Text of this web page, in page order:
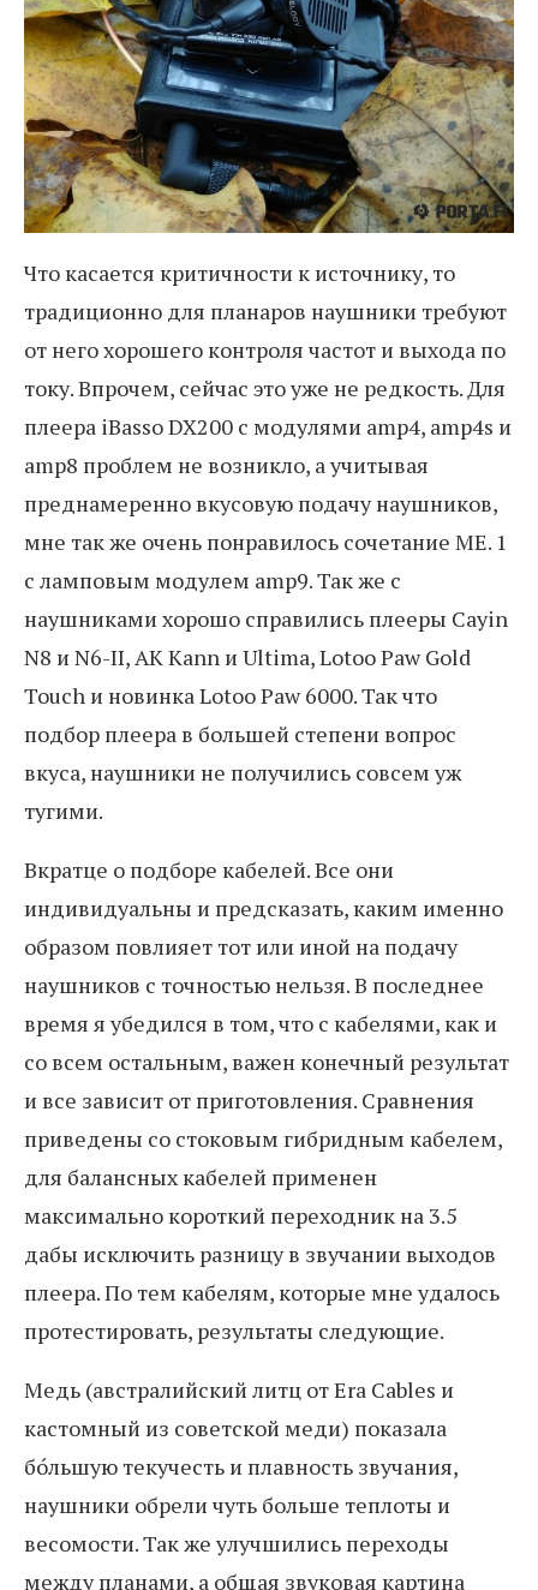
Что касается критичности к источнику, то
традиционно для планаров наушники требуют
от него хорошего контроля частот и выхода по
току. Впрочем, сейчас это уже не редкость. Для
плеера iBasso DX200 с модулями amp4, amp4s и
amp8 проблем не возникло, а учитывая
преднамеренно вкусовую подачу наушников,
мне так же очень понравилось сочетание ME. 1
с ламповым модулем amp9. Так же с
наушниками хорошо справились плееры Cayin
N8 и N6-II, AK Kann и Ultima, Lotoo Paw Gold
Touch и новинка Lotoo Paw 6000. Так что
подбор плеера в большей степени вопрос
вкуса, наушники не получились совсем уж
тугими.
Вкратце о подборе кабелей. Все они
индивидуальны и предсказать, каким именно
образом повлияет тот или иной на подачу
наушников с точностью нельзя. В последнее
время я убедился в том, что с кабелями, как и
со всем остальным, важен конечный результат
и все зависит от приготовления. Сравнения
приведены со стоковым гибридным кабелем,
для балансных кабелей применен
максимально короткий переходник на 3.5
дабы исключить разницу в звучании выходов
плеера. По тем кабелям, которые мне удалось
протестировать, результаты следующие.
Медь (австралийский литц от Era Cables и
кастомный из советской меди) показала
бо́льшую текучесть и плавность звучания,
наушники обрели чуть больше теплоты и
весомости. Так же улучшились переходы
между планами, а общая звуковая картина